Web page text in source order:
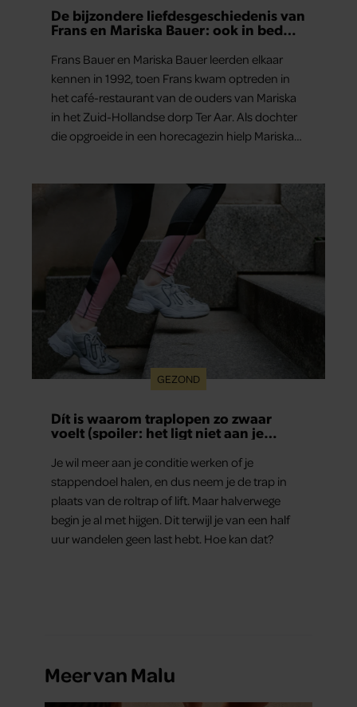
De bijzondere liefdesgeschiedenis van
Frans en Mariska Bauer: ook in bed
Frans Bauer en Mariska Bauer leerden elkaar
kennen in 1992, toen Frans kwam optreden in
het café-restaurant van de ouders van Mariska
in het Zuid-Hollandse dorp Ter Aar. Als dochter
die opgroeide in een horecagezin hielp Mariska
GEZOND
Dít is waarom traplopen zo zwaar
voelt (spoiler: het ligt niet aan je
Je wil meer aan je conditie werken of je
stappendoel halen, en dus neem je de trap in
plaats van de roltrap of lift. Maar halverwege
begin je al met hijgen. Dit terwijl je van een half
uur wandelen geen last hebt. Hoe kan dat?
Meer van Malu